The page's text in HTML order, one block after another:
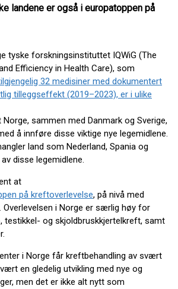
landene er også i europatoppen på
tyske forskningsinstituttet IQWiG (The
Efficiency in Health Care), som
32 medisiner med dokumentert
tilleggseffekt (2019–2023), er i ulike
sammen med Danmark og Sverige,
å innføre disse viktige nye legemidlene.
land som Nederland, Spania og
disse legemidlene.
at
på kreftoverlevelse, på nivå med
Overlevelsen i Norge er særlig høy for
testikkel- og skjoldbruskkjertelkreft, samt
i Norge får kreftbehandling av svært
en gledelig utvikling med nye og
men det er ikke alt nytt som